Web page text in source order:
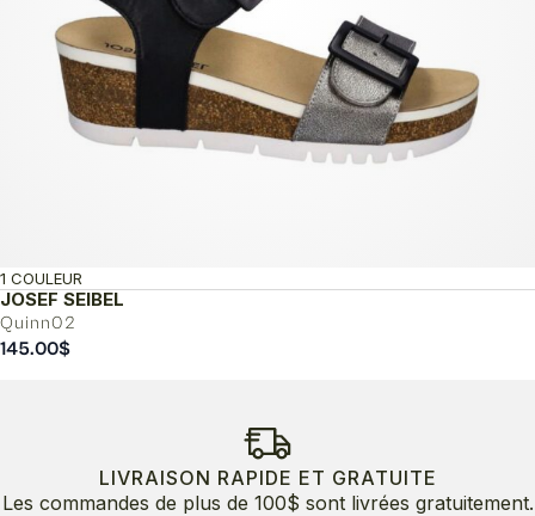
JOSEF SEIBEL
Quinn02
1 COULEUR
145.00$
LIVRAISON RAPIDE ET GRATUITE
Les commandes de plus de 100$ sont livrées gratuitement.